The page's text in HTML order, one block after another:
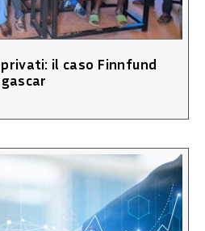
il caso Finnfund